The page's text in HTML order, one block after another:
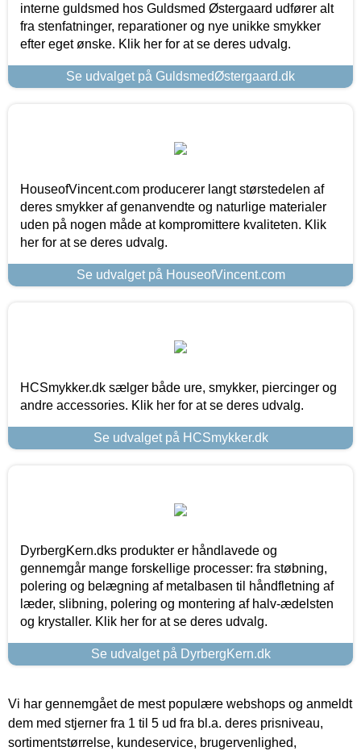
interne guldsmed hos Guldsmed Østergaard udfører alt
fra stenfatninger, reparationer og nye unikke smykker
efter eget ønske. Klik her for at se deres udvalg.
Se udvalget på GuldsmedØstergaard.dk
HouseofVincent.com producerer langt størstedelen af
deres smykker af genanvendte og naturlige materialer
uden på nogen måde at kompromittere kvaliteten. Klik
her for at se deres udvalg.
Se udvalget på HouseofVincent.com
HCSmykker.dk sælger både ure, smykker, piercinger og
andre accessories. Klik her for at se deres udvalg.
Se udvalget på HCSmykker.dk
DyrbergKern.dks produkter er håndlavede og
gennemgår mange forskellige processer: fra støbning,
polering og belægning af metalbasen til håndfletning af
læder, slibning, polering og montering af halv-ædelsten
og krystaller. Klik her for at se deres udvalg.
Se udvalget på DyrbergKern.dk
Vi har gennemgået de mest populære webshops og anmeldt
dem med stjerner fra 1 til 5 ud fra bl.a. deres prisniveau,
sortimentstørrelse, kundeservice, brugervenlighed,